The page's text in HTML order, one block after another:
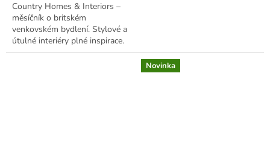
Country Homes & Interiors –
měsíčník o britském
venkovském bydlení. Stylové a
útulné interiéry plné inspirace.
V angličtině. 🏡🌿
Novinka